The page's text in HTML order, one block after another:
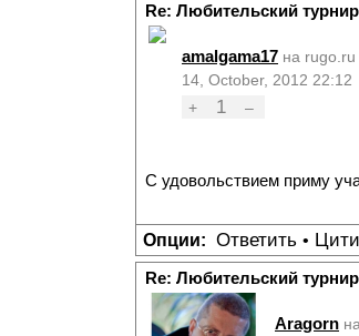
Re: Любительский
amalgama17 на rugo.ru
14, October, 2012 22:12
+
1 –
С удовольствием приму
Опции: Ответить •
Re: Любительский
Aragorn